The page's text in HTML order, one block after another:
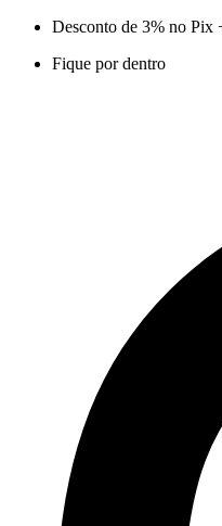
Desconto de 3% no Pix
Fique por dentro